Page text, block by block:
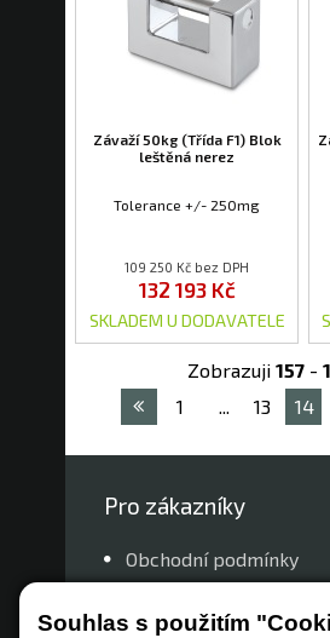
Souhlas s použitím
Závaží 50kg (Třída F1) Blok
leštěná nerez
Tolerance +/- 250mg
109 250 Kč bez DPH
132 193 Kč
SKLADEM U DODAVATELE
Zobrazuji 157 -
1
... 13 14
Pro zákazníky
Obchodní podmínky
Zastoupení značek